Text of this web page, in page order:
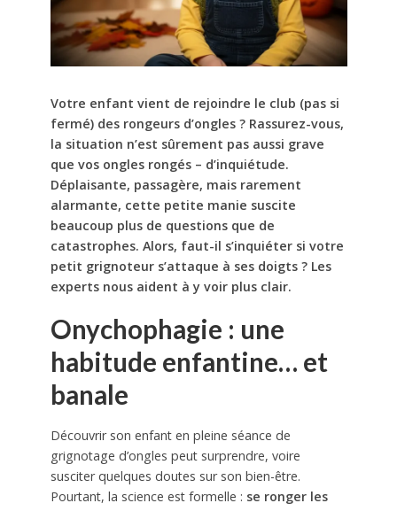
Votre enfant vient de rejoindre le club (pas si
fermé) des rongeurs d’ongles ? Rassurez-vous,
la situation n’est sûrement pas aussi grave
que vos ongles rongés – d’inquiétude.
Déplaisante, passagère, mais rarement
alarmante, cette petite manie suscite
beaucoup plus de questions que de
catastrophes. Alors, faut-il s’inquiéter si votre
petit grignoteur s’attaque à ses doigts ? Les
experts nous aident à y voir plus clair.
Onychophagie : une
habitude enfantine… et
banale
Découvrir son enfant en pleine séance de
grignotage d’ongles peut surprendre, voire
susciter quelques doutes sur son bien-être.
Pourtant, la science est formelle : se ronger les